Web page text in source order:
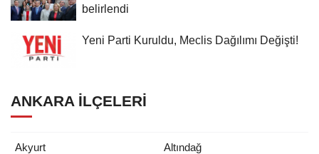
belirlendi
Yeni Parti Kuruldu, Meclis Dağılımı Değişti!
ANKARA İLÇELERI
Akyurt
Altındağ